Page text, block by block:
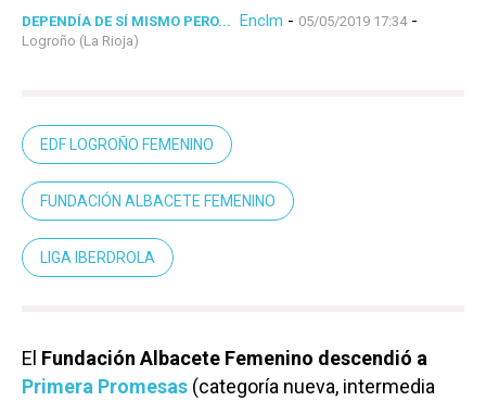
DEPENDÍA DE SÍ MISMO PERO... Enclm - 05/05/2019 17:34-
Logroño (La Rioja)
EDF LOGROÑO FEMENINO
FUNDACIÓN ALBACETE FEMENINO
LIGA IBERDROLA
El Fundación Albacete Femenino descendió a
Primera Promesas (categoría nueva, intermedia